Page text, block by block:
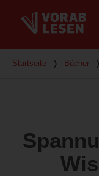
Du bist hier
Startseite ❭ Bücher ❭